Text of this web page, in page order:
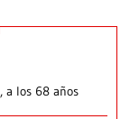
a los 68 años